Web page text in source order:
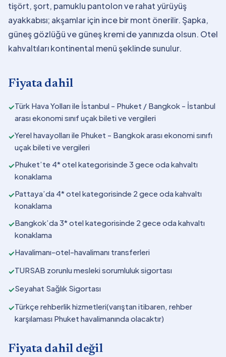
tişört, şort, pamuklu pantolon ve rahat yürüyüş
ayakkabısı; akşamlar için ince bir mont önerilir. Şapka,
güneş gözlüğü ve güneş kremi de yanınızda olsun. Otel
kahvaltıları kontinental menü şeklinde sunulur.
Fiyata dahil
✓Türk Hava Yolları ile İstanbul - Phuket / Bangkok - İstanbul
arası ekonomi sınıf uçak bileti ve vergileri
✓Yerel havayolları ile Phuket - Bangkok arası ekonomi sınıfı
uçak bileti ve vergileri
✓Phuket’te 4* otel kategorisinde 3 gece oda kahvaltı
konaklama
✓Pattaya’da 4* otel kategorisinde 2 gece oda kahvaltı
konaklama
✓Bangkok’da 3* otel kategorisinde 2 gece oda kahvaltı
konaklama
✓Havalimanı-otel-havalimanı transferleri
✓TURSAB zorunlu mesleki sorumluluk sigortası
✓Seyahat Sağlık Sigortası
✓Türkçe rehberlik hizmetleri(varıştan itibaren, rehber
karşılaması Phuket havalimanında olacaktır)
Fiyata dahil değil